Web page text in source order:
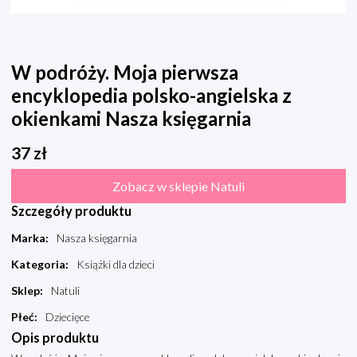
W podróży. Moja pierwsza
encyklopedia polsko-angielska z
okienkami Nasza księgarnia
37 zł
Zobacz w sklepie Natuli
Szczegóły produktu
Marka:
Nasza księgarnia
Kategoria:
Książki dla dzieci
Sklep:
Natuli
Płeć: Dziecięce
Opis produktu